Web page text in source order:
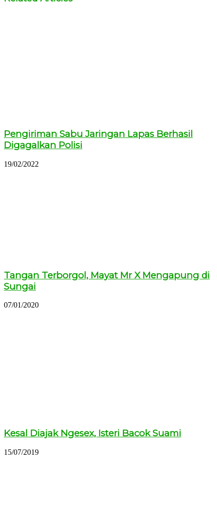
Pengiriman Sabu Jaringan Lapas Berhasil
Digagalkan Polisi
19/02/2022
Tangan Terborgol, Mayat Mr X Mengapung di
Sungai
07/01/2020
Kesal Diajak Ngesex, Isteri Bacok Suami
15/07/2019